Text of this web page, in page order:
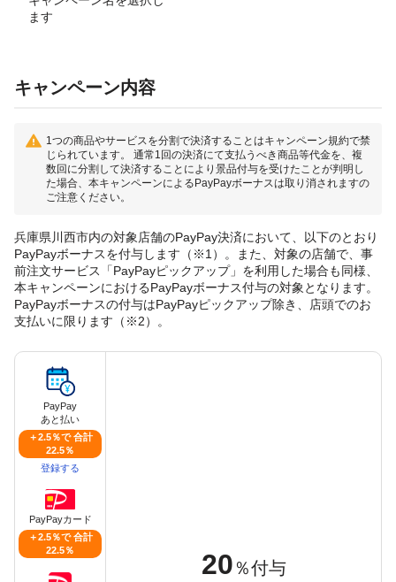
ます
キャンペーン内容
1つの商品やサービスを分割で決済することはキャンペーン規約で禁
じられています。 通常1回の決済にて支払うべき商品等代金を、複
数回に分割して決済することにより景品付与を受けたことが判明し
た場合、本キャンペーンによるPayPayボーナスは取り消されますの
ご注意ください。
兵庫県川西市内の対象店舗のPayPay決済において、以下のとおり
PayPayボーナスを付与します（※1）。また、対象の店舗で、事
前注文サービス「PayPayピックアップ」を利用した場合も同様、
本キャンペーンにおけるPayPayボーナス付与の対象となります。
PayPayボーナスの付与はPayPayピックアップ除き、店頭でのお
支払いに限ります（※2）。
PayPay
あと払い
＋2.5％で 合計
22.5％
登録する
PayPayカード
＋2.5％で 合計
22.5％
20 ％付与